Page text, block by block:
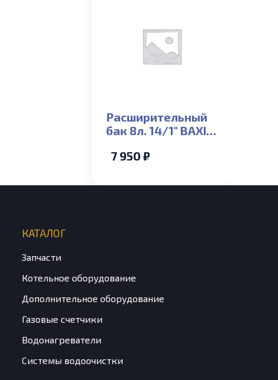
Расширительный
бак 8л. 14/1″ BAXI
7 950 ₽
КАТАЛОГ
Запчасти
Котельное оборудование
Дополнительное оборудование
Газовые счетчики
Водонагреватели
Системы водоочистки